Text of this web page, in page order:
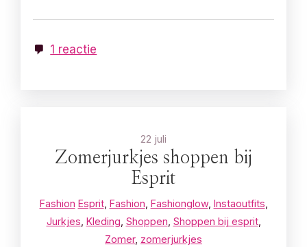
1 reactie
22 juli
Zomerjurkjes shoppen bij
Esprit
Fashion Esprit, Fashion Fashionglow, Instaoutfits
Jurkjes Kleding Shoppen Shoppen bij esprit,
Zomer, zomerjurkjes